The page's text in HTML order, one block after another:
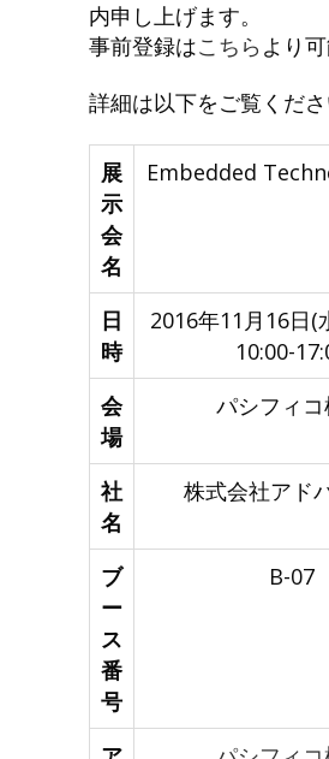
内申し上げます。
事前登録はこちら より可
詳細は以下をご覧くださ
展
示
会
名
Embedded
日
時
2016年11月16日(
10:00-
会
場
パシフィ
社
名
株式会社アド
ブ
ー
ス
番
号
B-07